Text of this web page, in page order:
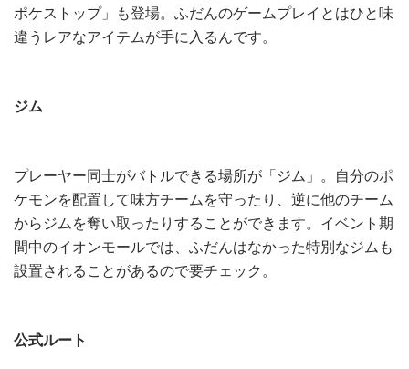
ポケストップ」も登場。ふだんのゲームプレイとはひと味
違うレアなアイテムが手に入るんです。
ジム
プレーヤー同士がバトルできる場所が「ジム」。自分のポ
ケモンを配置して味方チームを守ったり、逆に他のチーム
からジムを奪い取ったりすることができます。イベント期
間中のイオンモールでは、ふだんはなかった特別なジムも
設置されることがあるので要チェック。
公式ルート